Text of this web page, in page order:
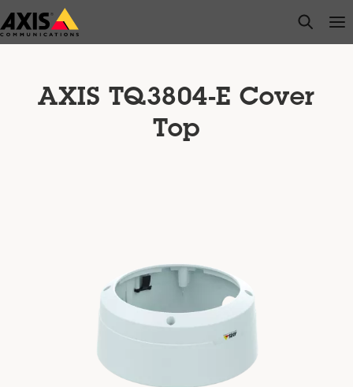
Zum
Hauptinhalt
open
AXIS TQ3804-E Cover
Top